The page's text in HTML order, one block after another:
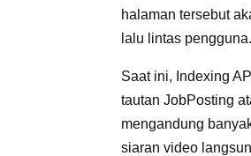
halaman tersebut
lalu lintas pengguna.
Saat ini, Indexing
tautan JobPosting
mengandung
siaran video